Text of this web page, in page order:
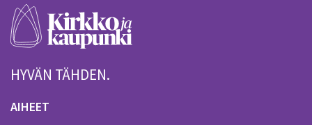
HYVÄN TÄHDEN.
AIHEET